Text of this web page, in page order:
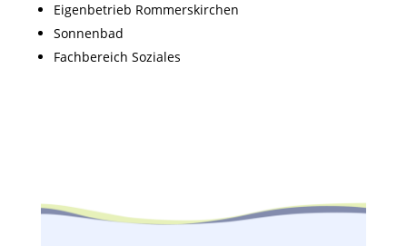
Eigenbetrieb Rommerskirchen
Sonnenbad
Fachbereich Soziales